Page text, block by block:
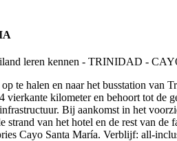
te halen en naar het busstation van
vierkante kilometer en behoort tot
Bij aankomst in het
strand van het hotel en de rest van
Cayo Santa María. Verblijf: all-